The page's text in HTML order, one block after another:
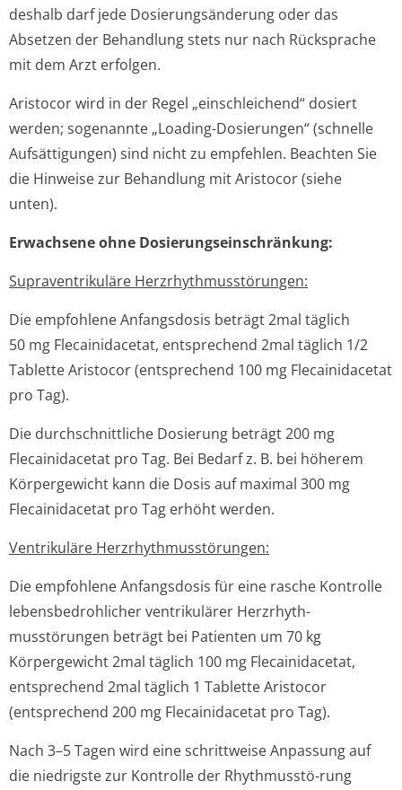
deshalb darf jede Dosierungsänderung oder das
Absetzen der Behandlung stets nur nach Rücksprache
mit dem Arzt erfolgen.
Aristocor wird in der Regel „einschleichend“ dosiert
werden; sogenannte „Loading-Dosierungen“ (schnelle
Aufsättigungen) sind nicht zu empfehlen. Beachten Sie
die Hinweise zur Behandlung mit Aristocor (siehe
unten).
Erwachsene ohne Dosierungsein­schränkung:
Supraventrikuläre Herzrhythmusstörun­gen:
Die empfohlene Anfangsdosis beträgt 2mal täglich
50 mg Flecainidacetat, entsprechend 2mal täglich 1/2
Tablette Aristocor (entsprechend 100 mg Flecainidacetat
pro Tag).
Die durchschnittliche Dosierung beträgt 200 mg
Flecainidacetat pro Tag. Bei Bedarf z. B. bei höherem
Körpergewicht kann die Dosis auf maximal 300 mg
Flecainidacetat pro Tag erhöht werden.
Ventrikuläre Herzrhythmusstörun­gen:
Die empfohlene Anfangsdosis für eine rasche Kontrolle
lebensbedrohlicher ventrikulärer Herzrhyth-
musstörungen beträgt bei Patienten um 70 kg
Körpergewicht 2mal täglich 100 mg Flecainidacetat,
entsprechend 2mal täglich 1 Tablette Aristocor
(entsprechend 200 mg Flecainidacetat pro Tag).
Nach 3–5 Tagen wird eine schrittweise Anpassung auf
die niedrigste zur Kontrolle der Rhythmusstö-rung